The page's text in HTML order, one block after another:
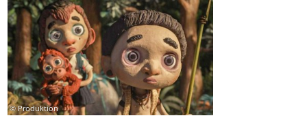
© Produktion